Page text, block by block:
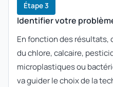
Étape 3
Identifier votre
En fonction des résultats,
du chlore, calcaire,
microplastiques ou
va guider le choix de la